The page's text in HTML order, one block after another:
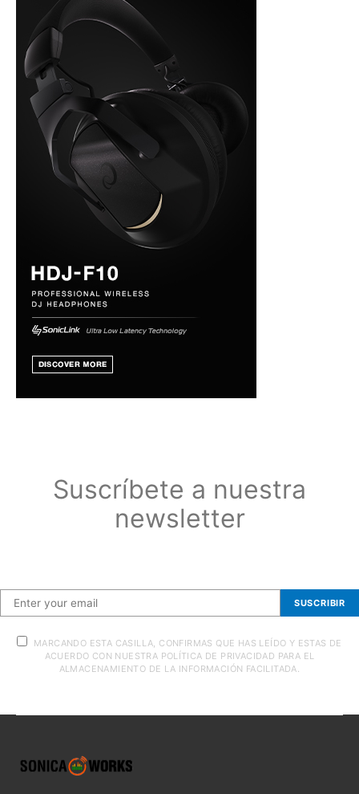
Suscríbete a nuestra
newsletter
SUSCRIBIR
MARCANDO ESTA CASILLA, CONFIRMAS QUE HAS LEÍDO Y ESTAS DE
ACUERDO CON NUESTRA POLÍTICA DE PRIVACIDAD PARA EL
ALMACENAMIENTO DE LA INFORMACIÓN FACILITADA.